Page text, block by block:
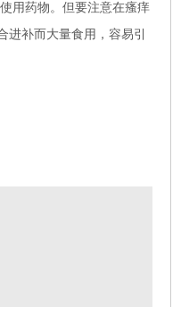
用药物。但要注意在瘙痒
补而大量食用，容易引